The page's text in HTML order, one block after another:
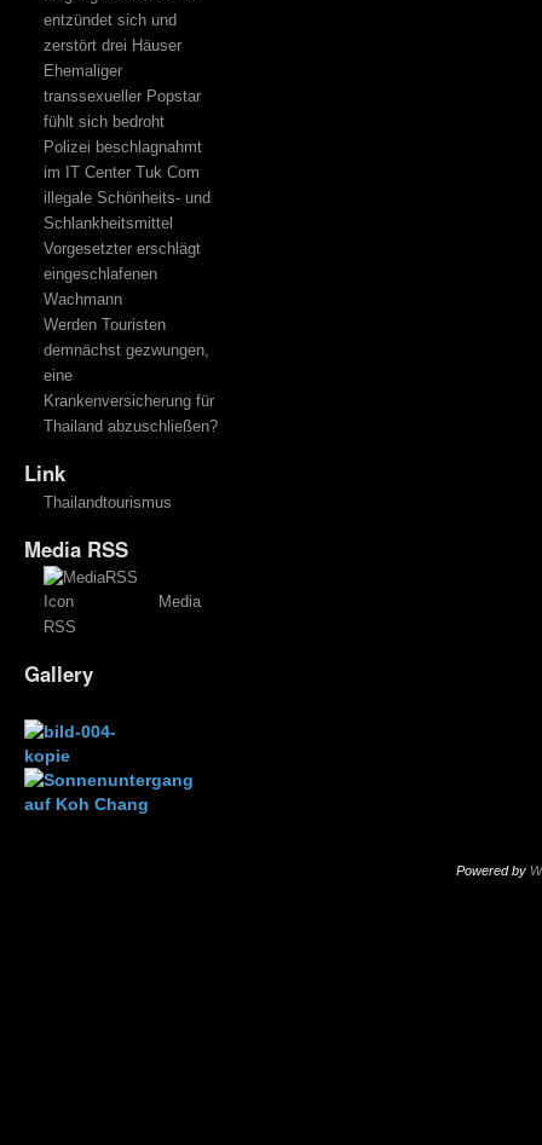
entzündet sich und
zerstört drei Häuser
Ehemaliger
transsexueller Popstar
fühlt sich bedroht
Polizei beschlagnahmt
im IT Center Tuk Com
illegale Schönheits- und
Schlankheitsmittel
Vorgesetzter erschlägt
eingeschlafenen
Wachmann
Werden Touristen
demnächst gezwungen,
eine
Krankenversicherung für
Thailand abzuschließen?
Link
Thailandtourismus
Media RSS
Media
RSS
Gallery
Powered by